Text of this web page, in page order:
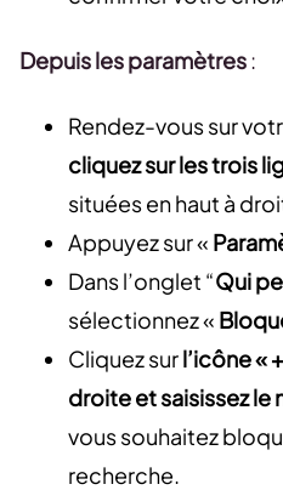
Depuis les paramètres:
Rendez-vous sur
cliquez sur les trois
situées en haut à
Appuyez sur «
Dans l’onglet “Qui
sélectionnez «
Cliquez surl’icône «
droite et saisissez le
vous souhaitez
recherche.